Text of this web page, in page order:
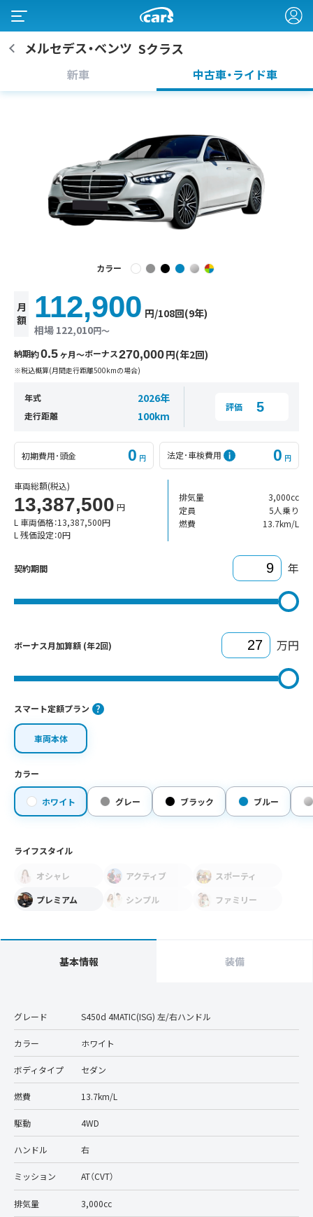
メルセデス・ベンツ Sクラス
新車 中古車・ライド車
カラー
月
額
相場 122,010円〜
112,900 円/108回(9年)
納期約0.5ヶ月〜ボーナス270,000円(年2回)
※税込概算(月間走行距離500kmの場合)
年式 2026年
走行距離 100km
評価 5
初期費用･頭金 0 円 法定･車検費用 0 円
車両総額(税込)
13,387,500 円
L 車両価格：13,387,500円
L 残価設定：0円
排気量
3,000cc
定員
5人乗り
燃費
13.7km/L
契約期間 年
ボーナス月加算額 (年2回) 万円
スマート定額プラン
車両本体
カラー
ホワイト グレー ブラック ブルー
ライフスタイル
オシャレ アクティブ
スポーティ
プレミアム
シンプル ファミリー
基本情報 装備
グレード S450d 4MATIC(ISG) 左/右ハンドル
カラー ホワイト
ボディタイプ セダン
燃費 13.7km/L
駆動 4WD
ハンドル 右
ミッション AT（CVT）
排気量 3,000cc